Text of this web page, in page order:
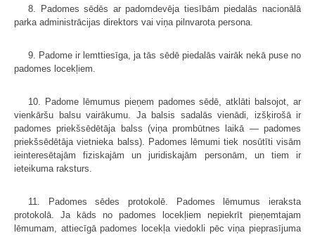
8. Padomes sēdēs ar padomdevēja tiesībām piedalās nacionālā
parka administrācijas direktors vai viņa pilnvarota persona.
9. Padome ir lemttiesīga, ja tās sēdē piedalās vairāk nekā puse no
padomes locekļiem.
10. Padome lēmumus pieņem padomes sēdē, atklāti balsojot, ar
vienkāršu balsu vairākumu. Ja balsis sadalās vienādi, izšķirošā ir
padomes priekšsēdētāja balss (viņa prombūtnes laikā — padomes
priekšsēdētāja vietnieka balss). Padomes lēmumi tiek nosūtīti visām
ieinteresētajām fiziskajām un juridiskajām personām, un tiem ir
ieteikuma raksturs.
11. Padomes sēdes protokolē. Padomes lēmumus ieraksta
protokolā. Ja kāds no padomes locekļiem nepiekrīt pieņemtajam
lēmumam, attiecīgā padomes locekļa viedokli pēc viņa pieprasījuma